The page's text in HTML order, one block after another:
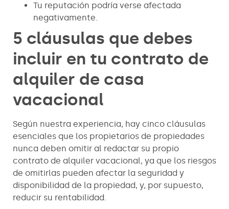
Tu reputación podría verse afectada
negativamente.
5 cláusulas que debes
incluir en tu contrato de
alquiler de casa
vacacional
Según nuestra experiencia, hay cinco cláusulas
esenciales que los propietarios de propiedades
nunca deben omitir al redactar su propio
contrato de alquiler vacacional, ya que los riesgos
de omitirlas pueden afectar la seguridad y
disponibilidad de la propiedad, y, por supuesto,
reducir su rentabilidad.